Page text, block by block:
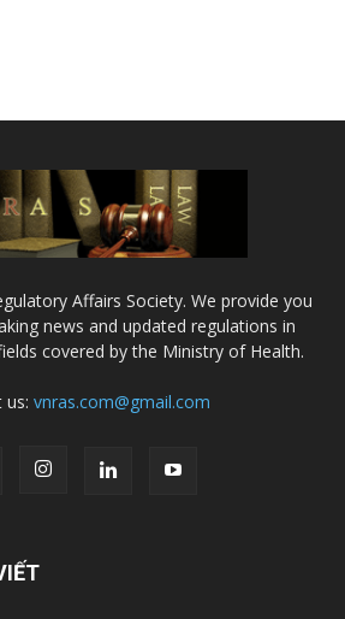
Affairs Society. We provide you
news and updated regulations in
covered by the Ministry of Health.
us: vnras.com@gmail.com